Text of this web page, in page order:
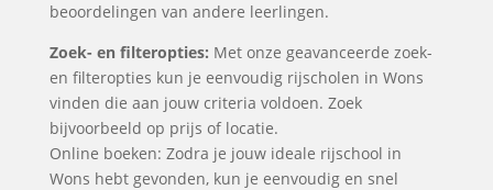
beoordelingen van andere leerlingen.
Zoek- en filteropties: Met onze geavanceerde zoek-
en filteropties kun je eenvoudig rijscholen in Wons
vinden die aan jouw criteria voldoen. Zoek
bijvoorbeeld op prijs of locatie.
Online boeken: Zodra je jouw ideale rijschool in
Wons hebt gevonden, kun je eenvoudig en snel